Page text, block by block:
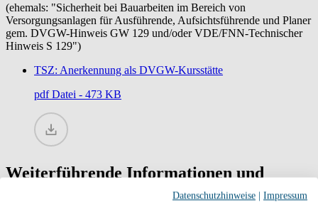
(ehemals: "Sicherheit bei Bauarbeiten im Bereich von
Versorgungsanlagen für Ausführende, Aufsichtsführende und Planer
gem. DVGW-Hinweis GW 129 und/oder VDE/FNN-Technischer
Hinweis S 129")
TSZ: Anerkennung als DVGW-Kursstätte
pdfDatei - 473 KB
Weiterführende Informationen und
Datenschutzhinweise | Impressum